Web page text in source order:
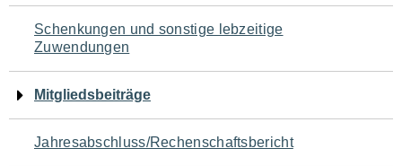
Schenkungen und sonstige lebzeitige
Zuwendungen
Mitgliedsbeiträge
Jahresabschluss/Rechenschaftsbericht